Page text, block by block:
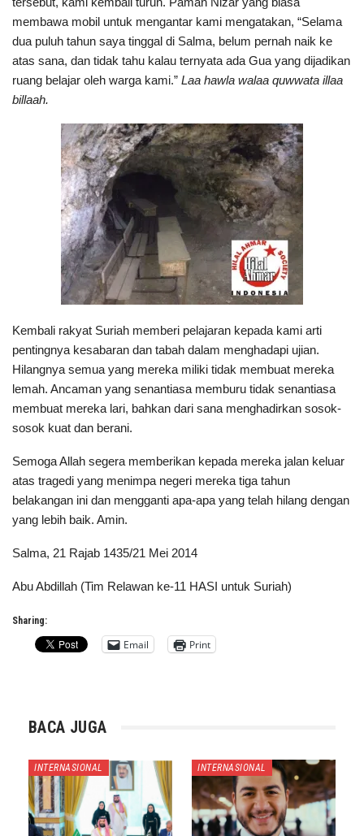
membawa mobil untuk mengantar kami mengatakan, “Selama
dua puluh tahun saya tinggal di Salma, belum pernah naik ke
atas sana, dan tidak tahu kalau ternyata ada Gua yang dijadikan
ruang belajar oleh warga kami.” Laa hawla walaa quwwata illaa
billaah.
Kembali rakyat Suriah memberi pelajaran kepada kami arti
pentingnya kesabaran dan tabah dalam menghadapi ujian.
Hilangnya semua yang mereka miliki tidak membuat mereka
lemah. Ancaman yang senantiasa memburu tidak senantiasa
membuat mereka lari, bahkan dari sana menghadirkan sosok-
sosok kuat dan berani.
Semoga Allah segera memberikan kepada mereka jalan keluar
atas tragedi yang menimpa negeri mereka tiga tahun
belakangan ini dan mengganti apa-apa yang telah hilang dengan
yang lebih baik. Amin.
Salma, 21 Rajab 1435/21 Mei 2014
Abu Abdillah (Tim Relawan ke-11 HASI untuk Suriah)
Sharing:
Email Print
BACA JUGA
INTERNASIONAL INTERNASIONAL